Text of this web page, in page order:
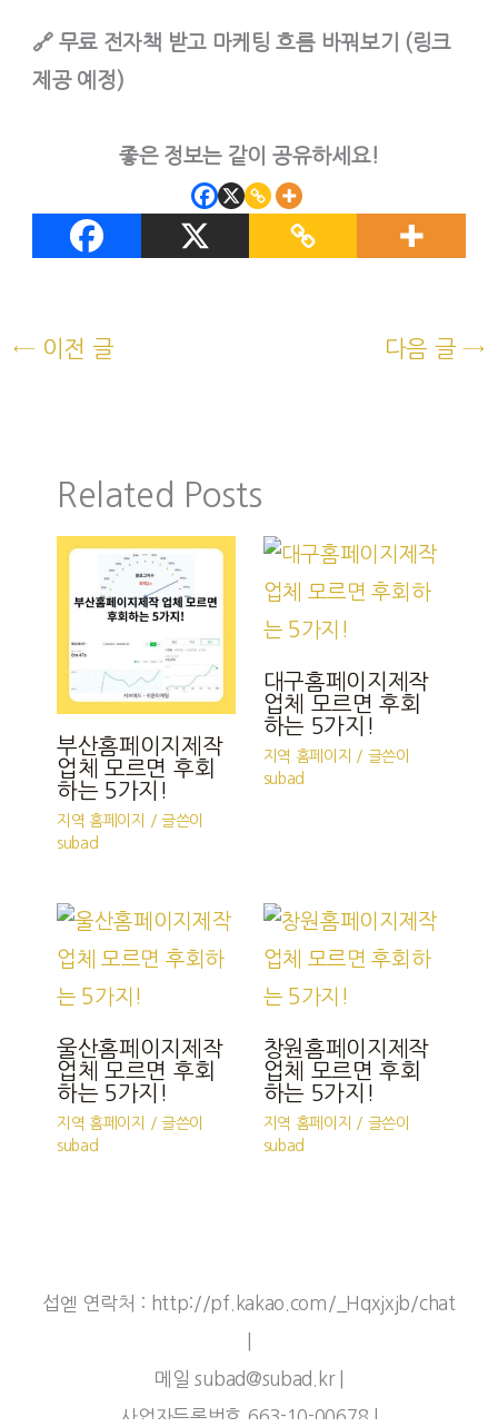
🔗 무료 전자책 받고 마케팅 흐름 바꿔보기 (링크
제공 예정)
좋은 정보는 같이 공유하세요!
←이전 글 다음 글→
Related Posts
부산홈페이지제작
업체 모르면 후회
하는 5가지!
지역 홈페이지
/ 글쓴이
subad
대구홈페이지제작
업체 모르면 후회
하는 5가지!
지역 홈페이지
/ 글쓴이
subad
울산홈페이지제작
업체 모르면 후회
하는 5가지!
지역 홈페이지
/ 글쓴이
subad
창원홈페이지제작
업체 모르면 후회
하는 5가지!
지역 홈페이지 / 글쓴이
subad
섭엗 연락처 : http://pf.kakao.com/_Hqxjxjb/chat
메일 subad@subad.kr |
사업자등록번호 663-10-00678 |